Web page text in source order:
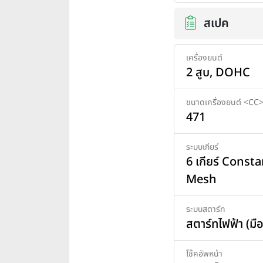
สเปค
เครื่องยนต์
2 สูบ, DOHC
ขนาดเครื่องยนต์ <CC>
471
ระบบเกียร์
6 เกียร์
Mesh
ระบบสตาร์ท
สตาร์ทไฟฟ้า (มื
โช๊คอัพหน้า